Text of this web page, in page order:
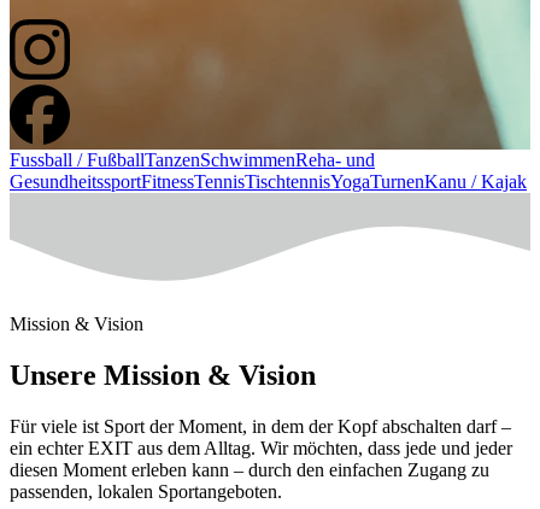
Fussball / FußballTanzenSchwimmenReha- und
GesundheitssportFitnessTennisTischtennisYogaTurnenKanu / Kajak
Mission & Vision
Unsere Mission & Vision
Für viele ist Sport der Moment, in dem der Kopf abschalten darf –
ein echter EXIT aus dem Alltag. Wir möchten, dass jede und jeder
diesen Moment erleben kann – durch den einfachen Zugang zu
passenden, lokalen Sportangeboten.